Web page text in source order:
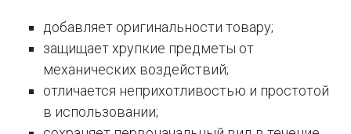
добавляет оригинальности товару;
защищает хрупкие предметы от
механических воздействий;
отличается неприхотливостью и простотой
в использовании;